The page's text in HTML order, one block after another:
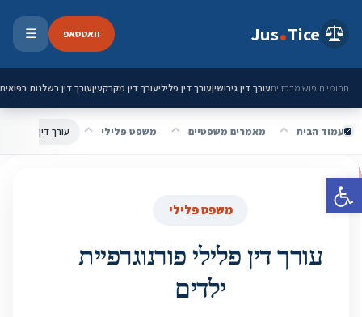
פתח סרגל נגישות
Jus Tice וואטסאפ ☰
תחומי חיפוש מרכזייםעורך דין גירושיןעורך דין פליליעורך דין מקרקעיןעורך דין רשלנות רפואית
עמוד הבית מאמרים משפטיים משפט פלילי עורך דין פלילי
משפט פלילי
עורך דין פלילי פורנוגרפיית
ילדים